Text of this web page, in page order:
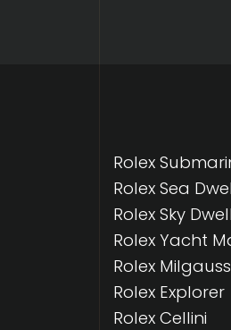
Rolex
Rolex Sea
Rolex Sky
Rolex Yacht
Rolex Milgauss
Rolex Explorer
Rolex Cellini